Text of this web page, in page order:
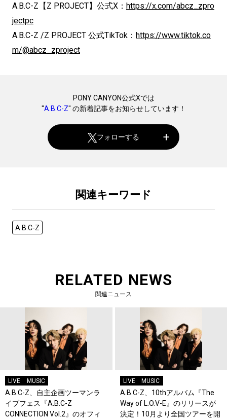
A.B.C-Z【Z PROJECT】公式X： https://x.com/abcz_zpro
jectpc
A.B.C-Z /Z PROJECT 公式TikTok： https://www.tiktok.co
m/@abcz_zproject
PONY CANYON公式Xでは
"A.B.C-Z" の新着記事をお知らせしています！
フォローする
関連キーワード
A.B.C-Z
RELATED NEWS
関連ニュース
LIVE MUSIC
A.B.C-Z、自主企画ツーマンラ
イブフェス『A.B.C-Z
CONNECTION Vol.2』のオフィ
LIVE MUSIC
A.B.C-Z、10thアルバム『The
Way of L.O.V-E』のリリースが
決定！10月より全国ツアーを開